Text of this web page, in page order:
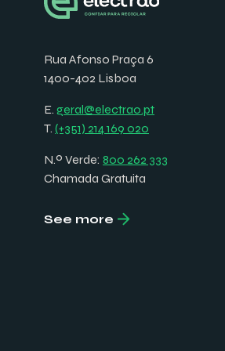
Rua Afonso Praça 6
1400-402 Lisboa
E. geral@electrao.pt
T. (+351) 214 169 020
N.º Verde: 800 262 333
Chamada Gratuita
See more